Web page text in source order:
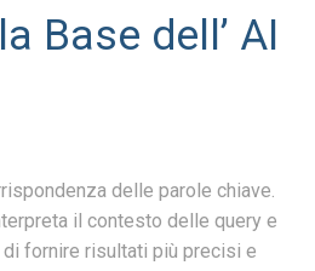
Base dell’ AI
delle parole chiave.
il contesto delle query e
di fornire risultati più precisi e